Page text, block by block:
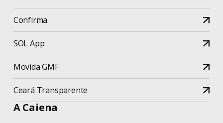
Confirma
SOL App
Movida GMF
Ceará Transparente
A Caiena